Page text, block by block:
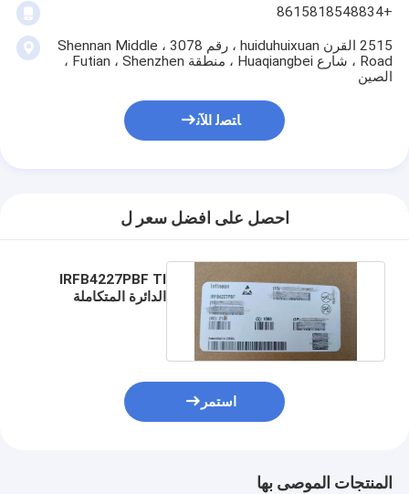
+8615818548834
2515 القرن huiduhuixuan ، رقم 3078 ، Shennan Middle
Road ، شارع Huaqiangbei ، منطقة Futian ، Shenzhen ،
الصين
ﺎﺘﺼﻟ ﺍﻶﻧ
احصل على افضل سعر ل
IRFB4227PBF TI
الدائرة المتكاملة
استمر
المنتجات الموصى بها